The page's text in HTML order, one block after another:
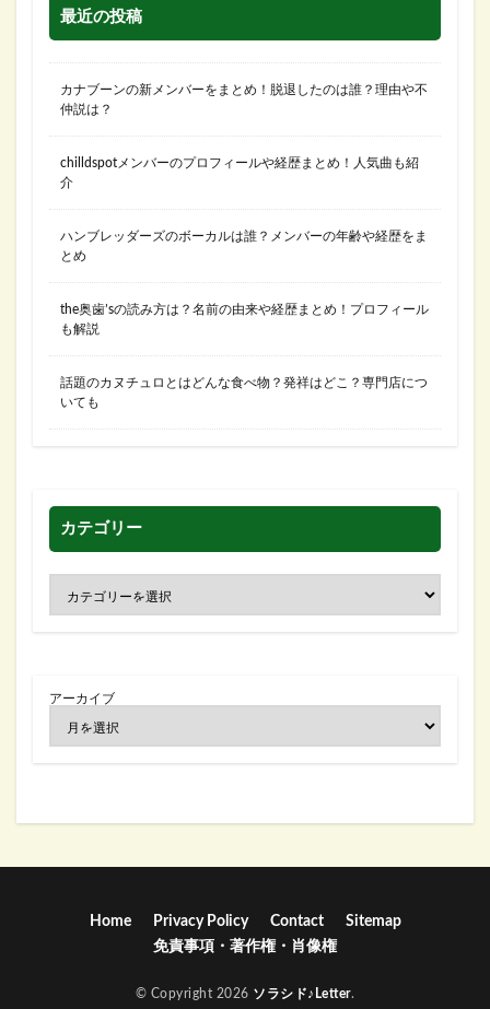
最近の投稿
カナブーンの新メンバーをまとめ！脱退したのは誰？理由や不
仲説は？
chilldspotメンバーのプロフィールや経歴まとめ！人気曲も紹
介
ハンブレッダーズのボーカルは誰？メンバーの年齢や経歴をま
とめ
the奥歯’sの読み方は？名前の由来や経歴まとめ！プロフィール
も解説
話題のカヌチュロとはどんな食べ物？発祥はどこ？専門店につ
いても
カテゴリー
アーカイブ
Home Privacy Policy Contact
Sitemap
免責事項・著作権・肖像権
© Copyright 2026 ソラシド♪Letter.